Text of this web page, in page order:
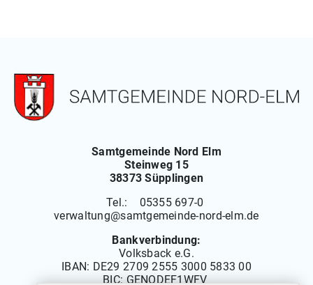
Samtgemeinde Nord Elm
Steinweg 15
38373 Süpplingen
Tel.: 05355 697-0
verwaltung@samtgemeinde-nord-elm.de
Bankverbindung:
Volksback e.G.
IBAN: DE29 2709 2555 3000 5833 00
BIC: GENODEF1WFV